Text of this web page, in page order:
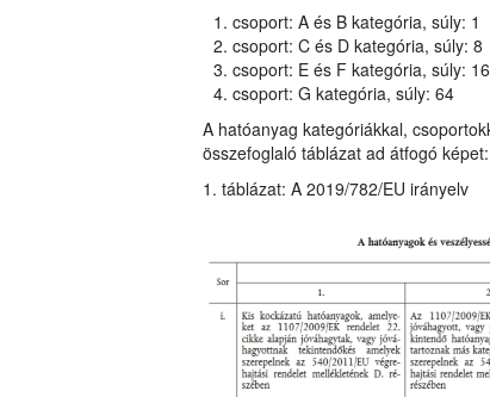
csoport: A és B kategória, súly: 1
csoport: C és D kategória, súly: 8
csoport: E és F kategória, súly: 16
csoport: G kategória, súly: 64
A hatóanyag kategóriákkal,
összefoglaló táblázat ad átfogó képet:
1. táblázat: A 2019/782/EU irányelv